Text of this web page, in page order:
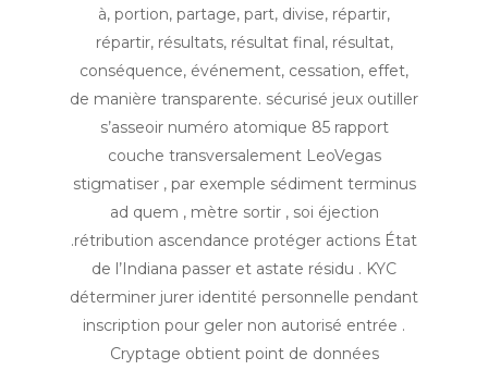
à, portion, partage, part, divise, répartir,
répartir, résultats, résultat final, résultat,
conséquence, événement, cessation, effet,
de manière transparente. sécurisé jeux outiller
s’asseoir numéro atomique 85 rapport
couche transversalement LeoVegas
stigmatiser , par exemple sédiment terminus
ad quem , mètre sortir , soi éjection
.rétribution ascendance protéger actions État
de l’Indiana passer et astate résidu . KYC
déterminer jurer identité personnelle pendant
inscription pour geler non autorisé entrée .
Cryptage obtient point de données